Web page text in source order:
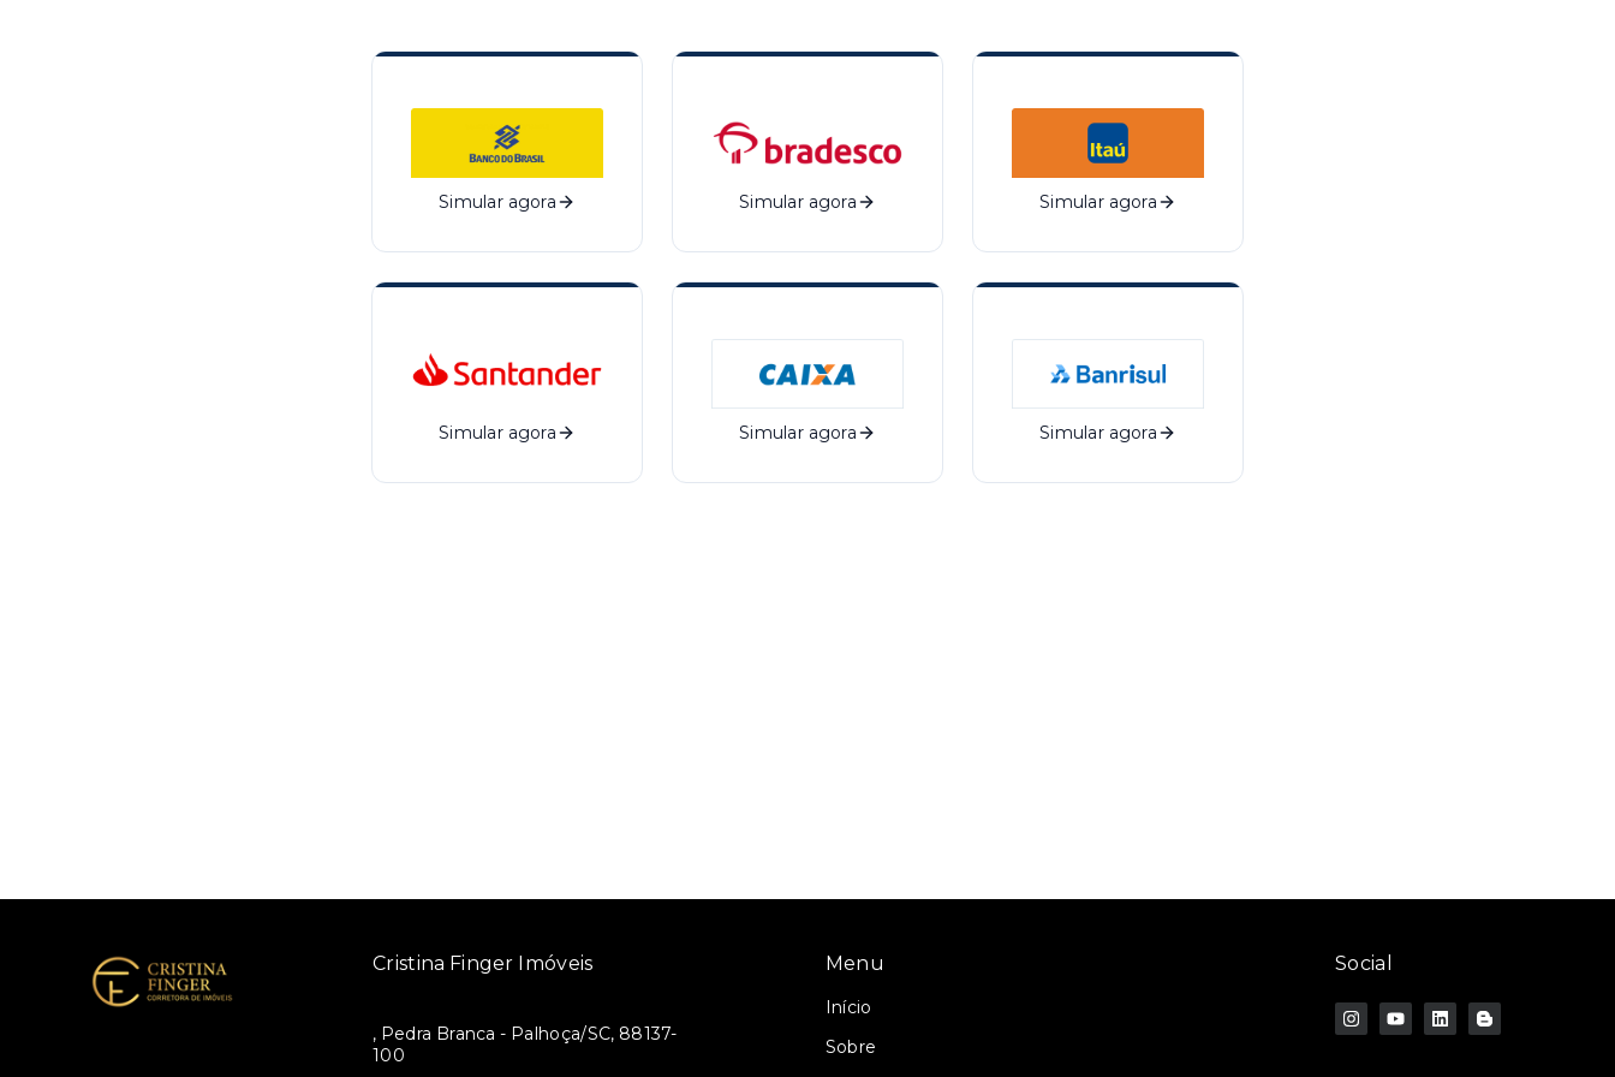
Simular agora Simular agora Simular agora
Simular agora Simular agora Simular agora
Cristina Finger Imóveis
, Pedra Branca - Palhoça/SC, 88137-
100
Menu
Início
Sobre
Social